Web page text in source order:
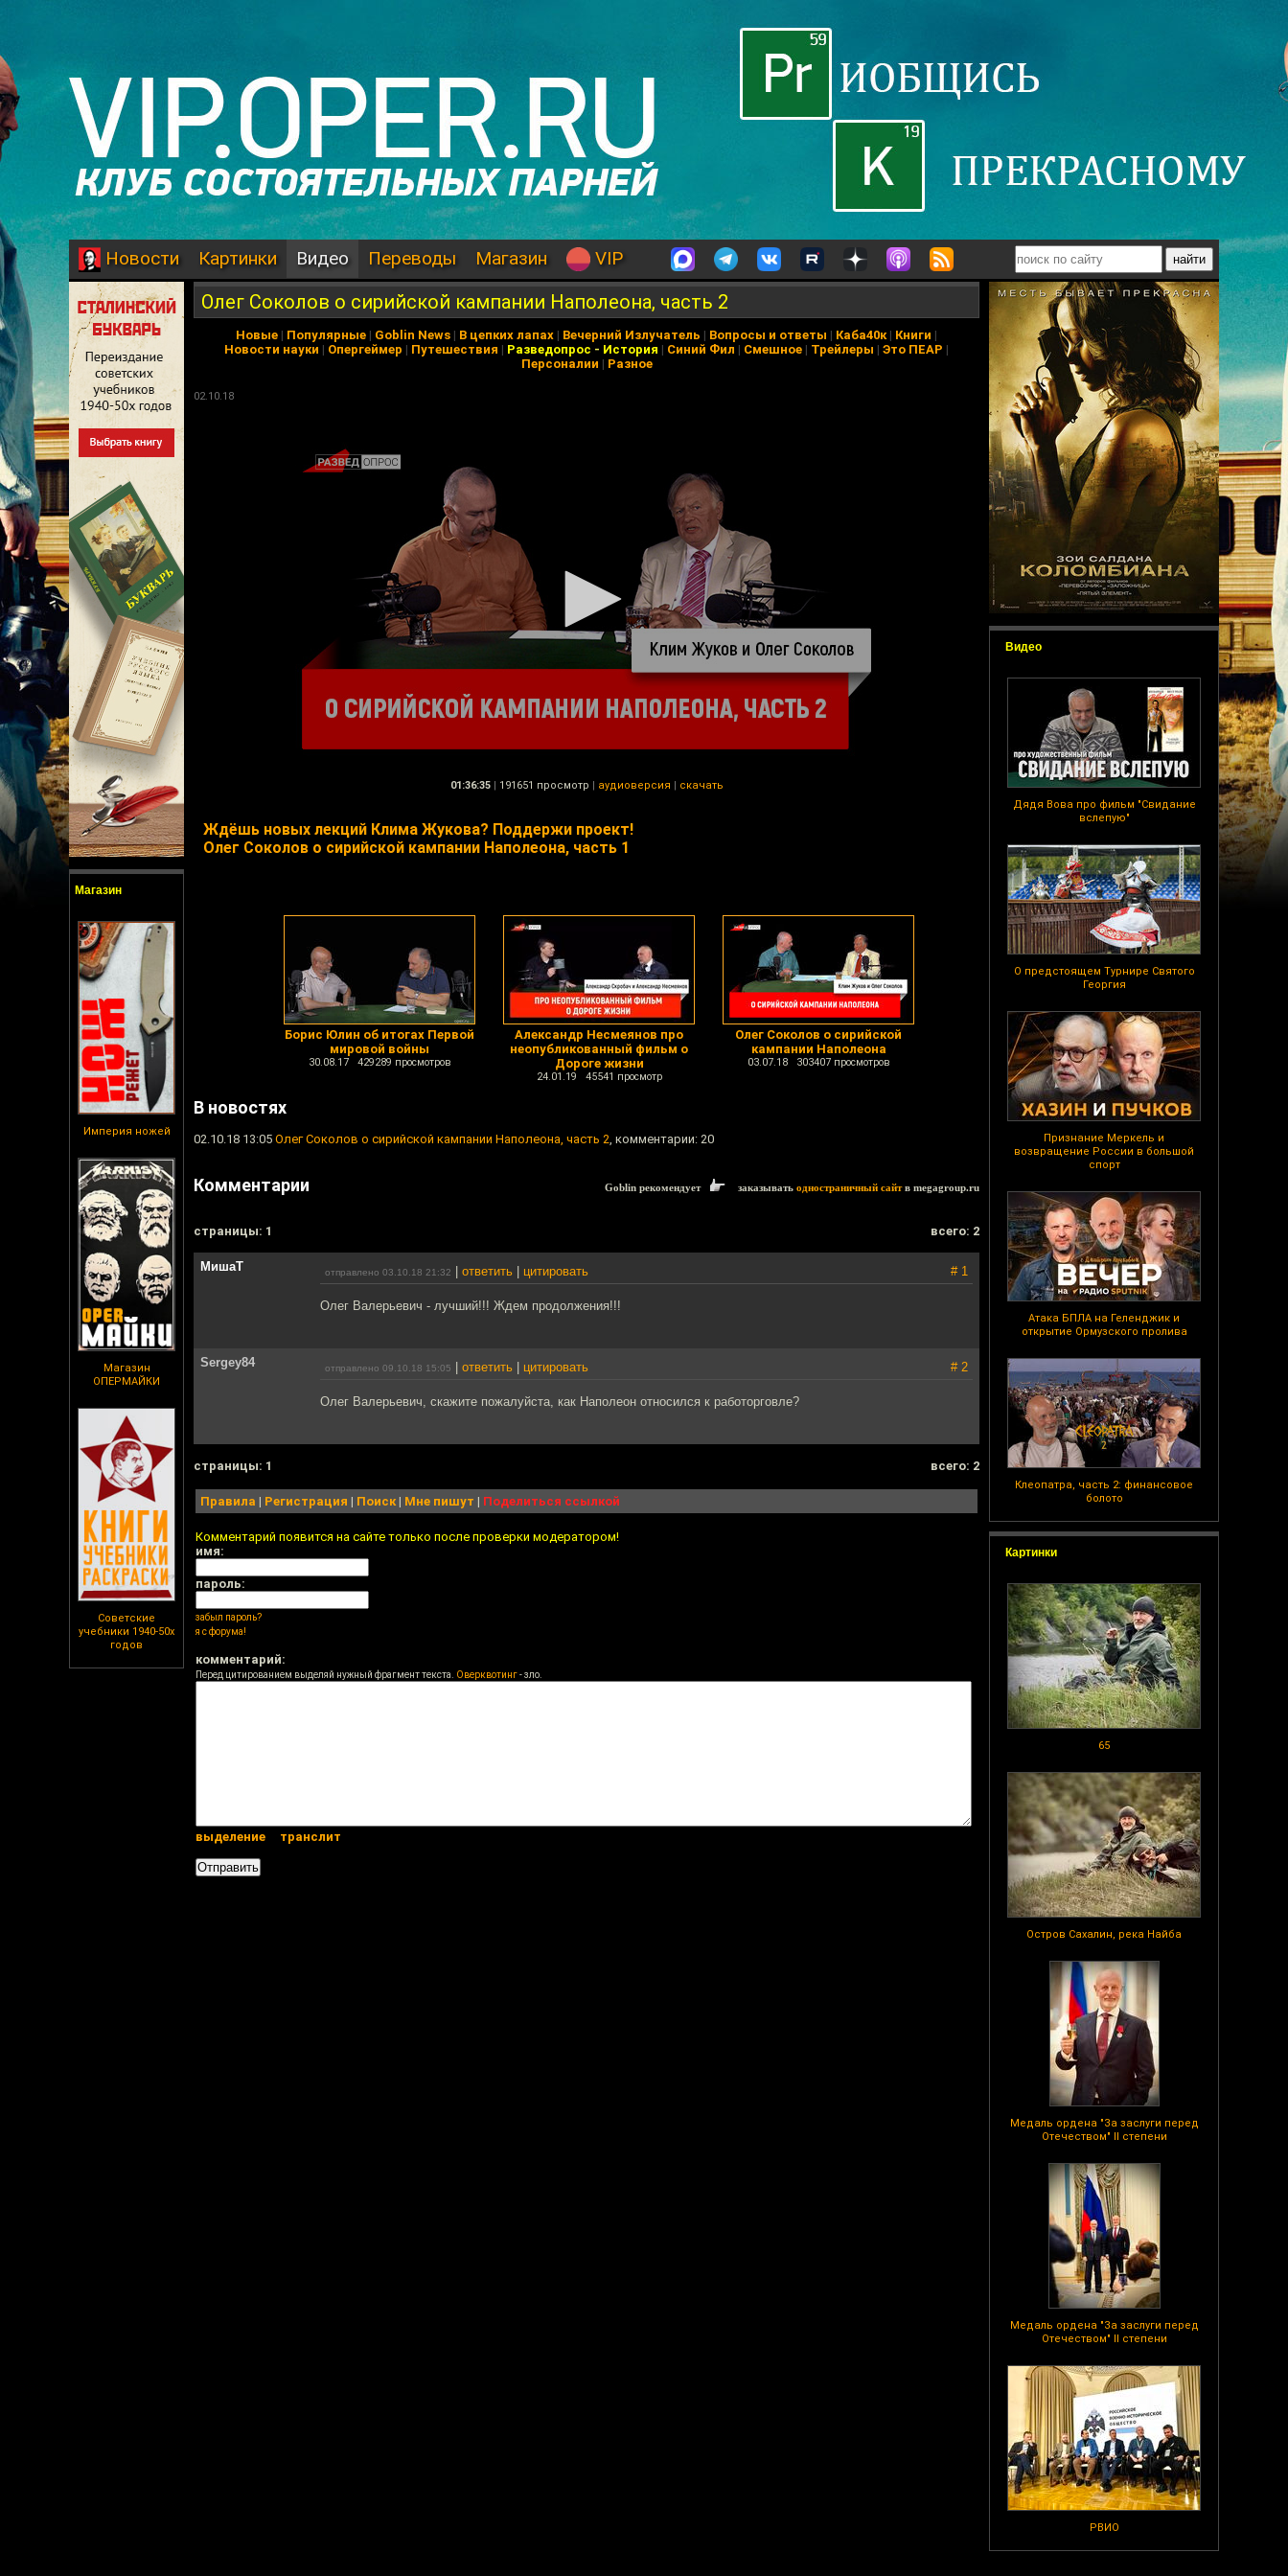
Новости Картинки Видео Переводы Магазин VIP
Магазин
Империя ножей
Магазин
ОПЕРМАЙКИ
Советские
учебники 1940-50х
годов
Видео
Дядя Вова про фильм "Свидание
вслепую"
О предстоящем Турнире Святого
Георгия
Признание Меркель и
возвращение России в большой
спорт
Атака БПЛА на Геленджик и
открытие Ормузского пролива
Клеопатра, часть 2: финансовое
болото
Картинки
65
Остров Сахалин, река Найба
Медаль ордена "За заслуги перед
Отечеством" II степени
Медаль ордена "За заслуги перед
Отечеством" II степени
РВИО
Олег Соколов о сирийской кампании Наполеона, часть 2
Новые | Популярные | Goblin News | В цепких лапах | Вечерний Излучатель | Вопросы и ответы | Каба40к| Книги |
Новости науки | Опергеймер | Путешествия | Разведопрос - История | Синий Фил | Смешное | Трейлеры | Это ПЕАР |
Персоналии | Разное
02.10.18
01:36:35 | 191651 просмотр | аудиоверсия | скачать
Ждёшь новых лекций Клима Жукова? Поддержи проект!
Олег Соколов о сирийской кампании Наполеона, часть 1
Борис Юлин об итогах Первой
мировой войны
30.08.17 429289 просмотров
Александр Несмеянов про
неопубликованный фильм о
Дороге жизни
24.01.19 45541 просмотр
Олег Соколов о сирийской
кампании Наполеона
03.07.18 303407 просмотров
В новостях
02.10.18 13:05 Олег Соколов о сирийской кампании Наполеона, часть 2, комментарии: 20
Комментарии Goblin рекомендует заказывать одностраничный сайтв megagroup.ru
cтраницы: 1 всего: 2
МишаТ отправлено 03.10.18 21:32 ответить цитировать # 1
Олег Валерьевич - лучший!!! Ждем продолжения!!!
Sergey84 отправлено 09.10.18 15:05 ответить цитировать # 2
Олег Валерьевич, скажите пожалуйста, как Наполеон относился к работорговле?
cтраницы: 1 всего: 2
Правила | Регистрация | Поиск| Мне пишут | Поделиться ссылкой
Комментарий появится на сайте только после проверки модератором!
имя:
пароль:
забыл пароль?
я с форума!
комментарий:
Перед цитированием выделяй нужный фрагмент текста. Оверквотинг- зло.
выделение транслит